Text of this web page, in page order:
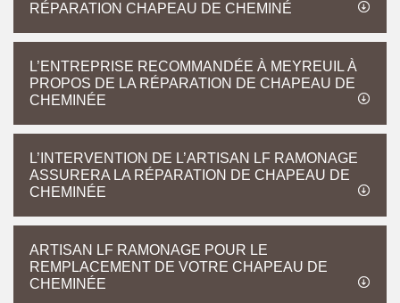
RÉPARATION CHAPEAU DE CHEMINÉ
L’ENTREPRISE RECOMMANDÉE À MEYREUIL À
PROPOS DE LA RÉPARATION DE CHAPEAU DE
CHEMINÉE
L’INTERVENTION DE L’ARTISAN LF RAMONAGE
ASSURERA LA RÉPARATION DE CHAPEAU DE
CHEMINÉE
ARTISAN LF RAMONAGE POUR LE
REMPLACEMENT DE VOTRE CHAPEAU DE
CHEMINÉE